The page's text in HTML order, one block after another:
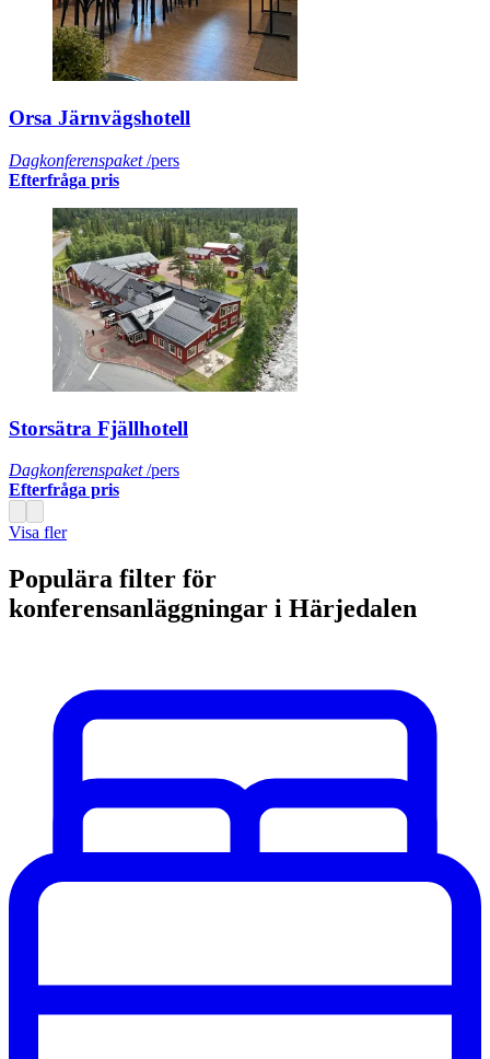
Orsa Järnvägshotell
Dagkonferenspaket/pers
Efterfråga pris
Storsätra Fjällhotell
Dagkonferenspaket/pers
Efterfråga pris
Visa fler
Populära filter för
konferensanläggningar i Härjedalen